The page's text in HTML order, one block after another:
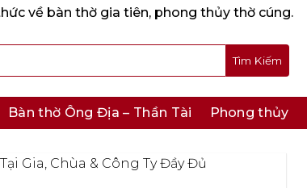
về bàn thờ gia tiên, phong thủy thờ cúng.
Bàn thờ Ông Địa – Thần Tài Phong thủy
Gia, Chùa & Công Ty Đầy Đủ